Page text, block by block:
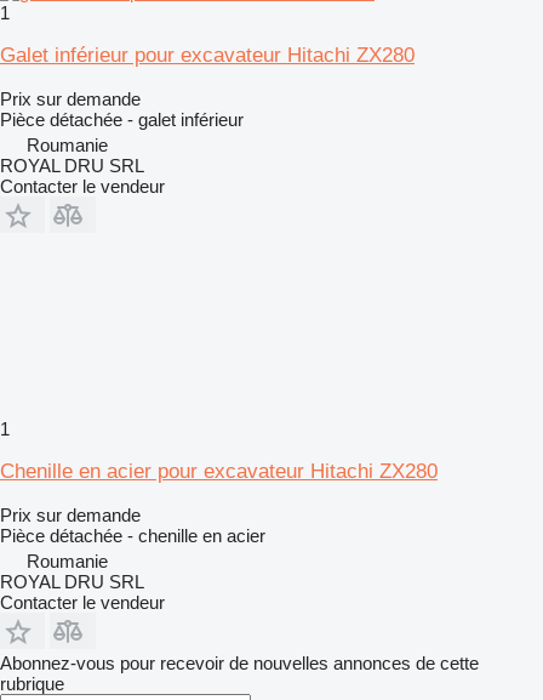
1
Galet inférieur pour excavateur Hitachi ZX280
Prix sur demande
Pièce détachée - galet inférieur
Roumanie
ROYAL DRU SRL
Contacter le vendeur
1
Chenille en acier pour excavateur Hitachi ZX280
Prix sur demande
Pièce détachée - chenille en acier
Roumanie
ROYAL DRU SRL
Contacter le vendeur
Abonnez-vous pour recevoir de nouvelles annonces de cette
rubrique